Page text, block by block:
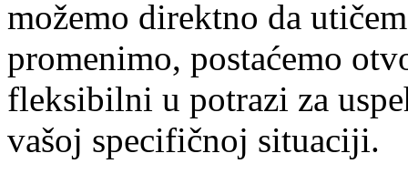
možemo direktno da
promenimo, postaćemo
fleksibilni u potrazi za
vašoj specifičnoj situaciji.